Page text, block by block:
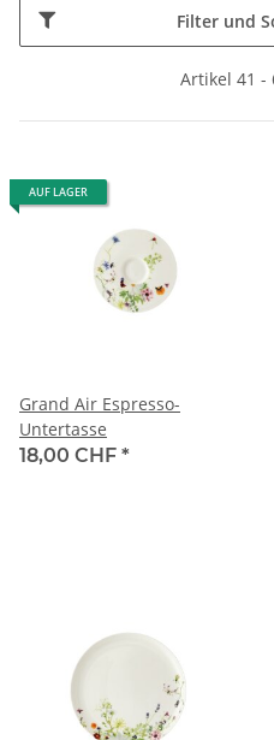
Filter und
Artikel 41 -
AUF LAGER
Grand Air Espresso-
Untertasse
18,00 CHF *